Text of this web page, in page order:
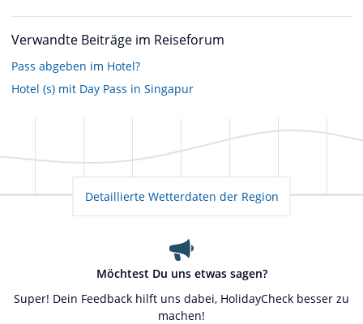
Verwandte Beiträge im Reiseforum
Pass abgeben im Hotel?
Hotel (s) mit Day Pass in Singapur
Detaillierte Wetterdaten der Region
Möchtest Du uns etwas sagen?
Super! Dein Feedback hilft uns dabei, HolidayCheck besser zu
machen!